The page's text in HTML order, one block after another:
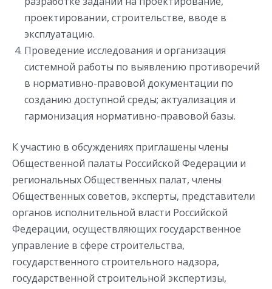
проектировании, строительстве, вводе в
эксплуатацию.
Проведение исследования и организация
системной работы по выявлению противоречий
в нормативно-правовой документации по
созданию доступной среды; актуализация и
гармонизация нормативно-правовой базы.
К участию в обсуждениях приглашены члены
Общественной палаты Российской Федерации и
региональных Общественных палат, члены
Общественных советов, эксперты, представители
органов исполнительной власти Российской
Федерации, осуществляющих государственное
управление в сфере строительства,
государственного строительного надзора,
государственной строительной экспертизы,